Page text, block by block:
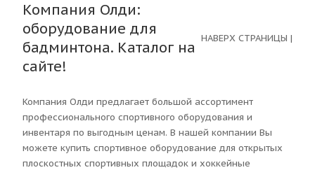
Компания Олди:
оборудование для
бадминтона. Каталог на
сайте!
НАВЕРХ СТРАНИЦЫ |
Компания Олди предлагает большой ассортимент
профессионального спортивного оборудования и
инвентаря по выгодным ценам. В нашей компании Вы
можете купить спортивное оборудование для открытых
плоскостных спортивных площадок и хоккейные